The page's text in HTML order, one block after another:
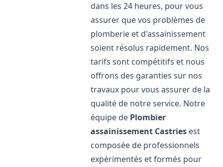
dans les 24 heures, pour vous
assurer que vos problèmes de
plomberie et d'assainissement
soient résolus rapidement. Nos
tarifs sont compétitifs et nous
offrons des garanties sur nos
travaux pour vous assurer de la
qualité de notre service. Notre
équipe de Plombier
assainissement Castries est
composée de professionnels
expérimentés et formés pour